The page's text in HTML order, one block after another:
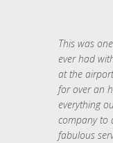
This was
ever had
at the
for over an
everything
company to
fabulous